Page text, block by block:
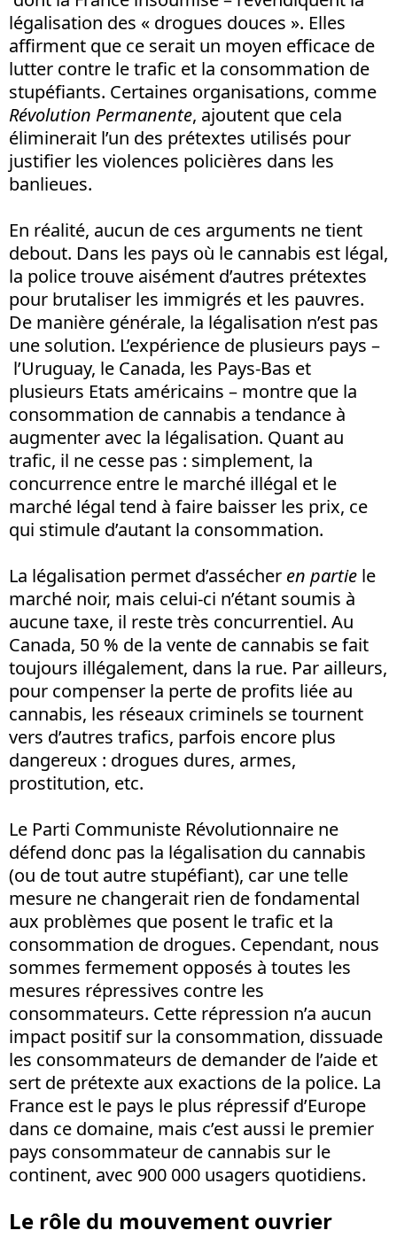
légalisation des « drogues douces ». Elles
affirment que ce serait un moyen efficace de
lutter contre le trafic et la consommation de
stupéfiants. Certaines organisations, comme
Révolution Permanente, ajoutent que cela
éliminerait l’un des prétextes utilisés pour
justifier les violences policières dans les
banlieues.
En réalité, aucun de ces arguments ne tient
debout. Dans les pays où le cannabis est légal,
la police trouve aisément d’autres prétextes
pour brutaliser les immigrés et les pauvres.
De manière générale, la légalisation n’est pas
une solution. L’expérience de plusieurs pays –
l’Uruguay, le Canada, les Pays-Bas et
plusieurs Etats américains – montre que la
consommation de cannabis a tendance à
augmenter avec la légalisation. Quant au
trafic, il ne cesse pas : simplement, la
concurrence entre le marché illégal et le
marché légal tend à faire baisser les prix, ce
qui stimule d’autant la consommation.
La légalisation permet d’assécher en partie le
marché noir, mais celui-ci n’étant soumis à
aucune taxe, il reste très concurrentiel. Au
Canada, 50 % de la vente de cannabis se fait
toujours illégalement, dans la rue. Par ailleurs,
pour compenser la perte de profits liée au
cannabis, les réseaux criminels se tournent
vers d’autres trafics, parfois encore plus
dangereux : drogues dures, armes,
prostitution, etc.
Le Parti Communiste Révolutionnaire ne
défend donc pas la légalisation du cannabis
(ou de tout autre stupéfiant), car une telle
mesure ne changerait rien de fondamental
aux problèmes que posent le trafic et la
consommation de drogues. Cependant, nous
sommes fermement opposés à toutes les
mesures répressives contre les
consommateurs. Cette répression n’a aucun
impact positif sur la consommation, dissuade
les consommateurs de demander de l’aide et
sert de prétexte aux exactions de la police. La
France est le pays le plus répressif d’Europe
dans ce domaine, mais c’est aussi le premier
pays consommateur de cannabis sur le
continent, avec 900 000 usagers quotidiens.
Le rôle du mouvement ouvrier